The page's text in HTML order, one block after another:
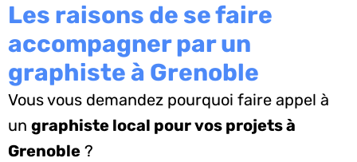
Les raisons de se faire
accompagner par un
graphiste à Grenoble
Vous vous demandez pourquoi faire appel à
un graphiste local pour vos projets à
Grenoble ?